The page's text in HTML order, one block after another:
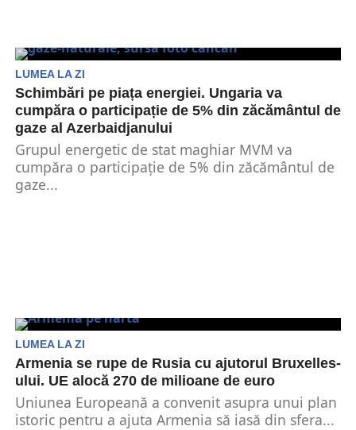
LUMEA LA ZI
Schimbări pe piața energiei. Ungaria va
cumpăra o participație de 5% din zăcământul de
gaze al Azerbaidjanului
Grupul energetic de stat maghiar MVM va
cumpăra o participație de 5% din zăcământul de
gaze...
LUMEA LA ZI
Armenia se rupe de Rusia cu ajutorul Bruxelles-
ului. UE alocă 270 de milioane de euro
Uniunea Europeană a convenit asupra unui plan
istoric pentru a ajuta Armenia să iasă din sfera...